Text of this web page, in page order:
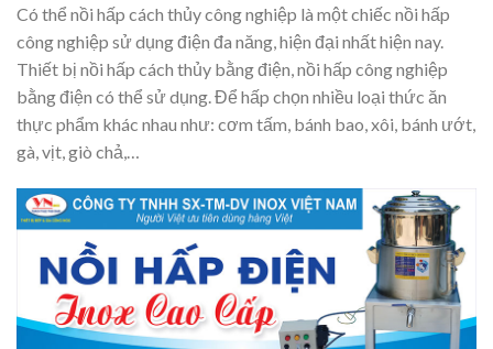
Có thể nồi hấp cách thủy công nghiệp là một chiếc nồi hấp
công nghiệp sử dụng điện đa năng, hiện đại nhất hiện nay.
Thiết bị nồi hấp cách thủy bằng điện, nồi hấp công nghiệp
bằng điện có thể sử dụng. Để hấp chọn nhiều loại thức ăn
thực phẩm khác nhau như: cơm tấm, bánh bao, xôi, bánh ướt,
gà, vịt, giò chả,…